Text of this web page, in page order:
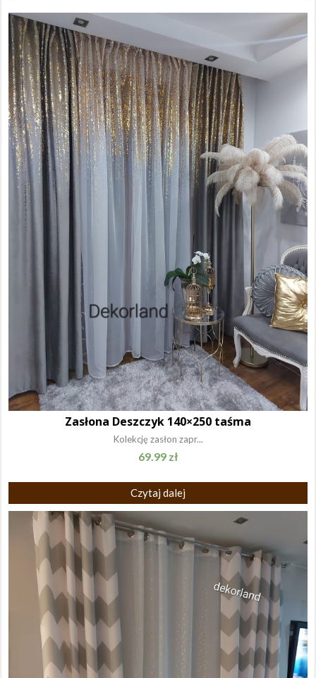
Zasłona Deszczyk 140×250 taśma
Kolekcję zasłon zapr...
69.99 zł
Czytaj dalej